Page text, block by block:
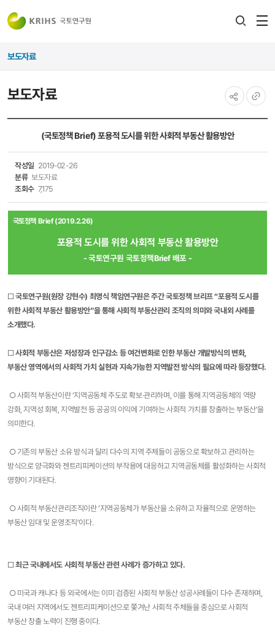
보도자료
보도자료
(국토정책 Brief) 포용적 도시를 위한 사회적 부동산 활용방안
작성일 2019-02-26
분류 보도자료
조회수 7,175
국토정책 Brief (2019.2.26)
포용적 도시를 위한 사회적 부동산 활용방안
-국토연구원 국토정책Brief 배포 ​ -
□국토연구원(원장 강현수) 최명식 책임연구원은 주간 국토정책 브리프 “포용적 도시를
위한 사회적 부동산 활용방안”을 통해 사회적 부동산관리 조직의 의미와 국내외 사례를
소개했다.
□사회적 부동산은 저성장과 인구감소 등 여건변화로 인한 부동산 개발방식의 변화,
부동산 영역에서의 사회적 가치 실현과 지속가능한 지역발전 방식의 필요에 따라 등장했다.
○ 사회적 부동산이란 ‘지역공동체 주도로 확보·관리하며, 이를 통해 지역공동체의 역량
강화, 지역성 회복, 지역발전 등 공공의 이익에 기여하는 사회적 가치를 창출하는 부동산’을
의미한다.
○ 기존의 부동산 소유 방식과 달리 다수의 지역 주체들이 공동으로 확보하고 관리하는
방식으로 양극화와 젠트리피케이션의 부작용에 대응하고 지역공동체를 활성화하는 사회적
영향이 기대된다.​
○ 사회적 부동산관리조직이란 ‘지역공동체가 부동산을 소유하고 자율적으로 운영하는
부동산 임대 및 운영조직’이다.​
□최근 국내에서도 사회적 부동산 관련 사례가 증가하고 있다.
○ 미국과 캐나다 등 외국에서는 이미 검증된 사회적 부동산 성공사례들이 다수 존재하며,
국내 여러 지역에서도 젠트리피케이션으로 쫓겨난 사회적 주체들을 중심으로 사회적
부동산 창출 노력이 진행 중이다.